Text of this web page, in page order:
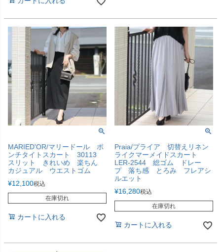
MARIED'OR/マリードール ポ
ンチタイトスカート 30113
スリット きれいめ 楽ちん
カジュアル ウエストゴム
¥12,100税込
在庫切れ
カートに入れる
Praia/プライア 切替えリネン
ライクマーメイドスカート
LER-2544 総ゴム ドレー
プ 落ち感 とろみ フレアシ
ルエット
¥16,280税込
在庫切れ
カートに入れる